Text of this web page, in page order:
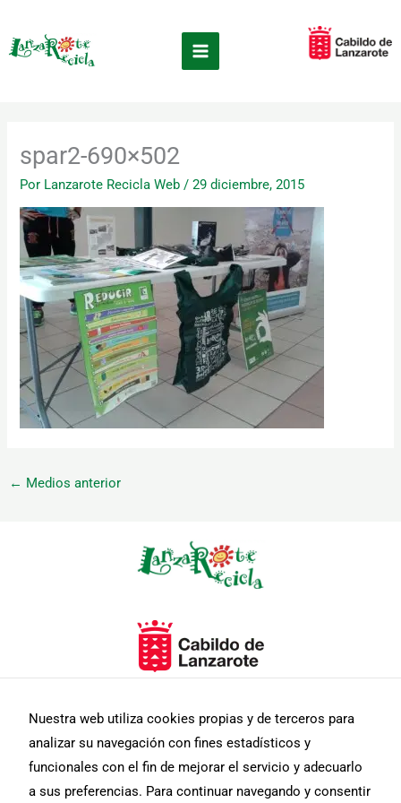
contenido
spar2-690×502
Por Lanzarote Recicla Web /29 diciembre, 2015
← Medios anterior
Nuestra web utiliza cookies propias y de terceros para
analizar su navegación con fines estadísticos y
funcionales con el fin de mejorar el servicio y adecuarlo
a sus preferencias. Para continuar navegando y consentir
Necesarias
opcionales.
Son
necesarias
web.
Estadísticas
Para que